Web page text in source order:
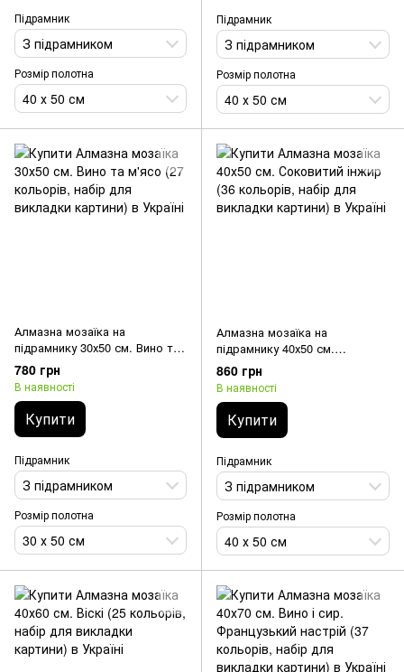
Підрамник
З підрамником
Розмір полотна
40 х 50 см
Підрамник
З підрамником
Розмір полотна
40 х 50 см
Алмазна мозаїка на
підрамнику 30х50 см. Вино та
м'ясо (27 кольорів, набір для
викладки картини)
780 грн
В наявності
Купити
Підрамник
З підрамником
Розмір полотна
30 х 50 см
Алмазна мозаїка на
підрамнику 40х50 см.
Соковитий інжир (36
кольорів, набір для викладки
картини)
860 грн
В наявності
Купити
Підрамник
З підрамником
Розмір полотна
40 х 50 см